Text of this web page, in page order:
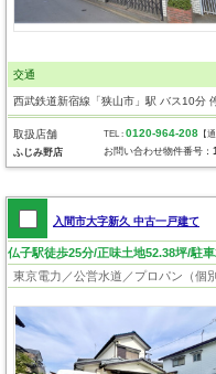
交通
西武鉄道新宿線「狭山市」駅 バス10分
取扱店舗
ふじみ野店
TEL :0120-964-208 【
お問い合わせ物件番号：
入間市大字新久 中古一戸建て